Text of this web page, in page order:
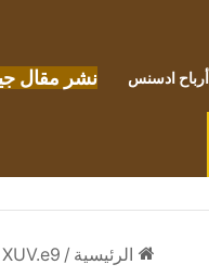
ادسنس نشر مقال
الرئيسية /
XUV.e9